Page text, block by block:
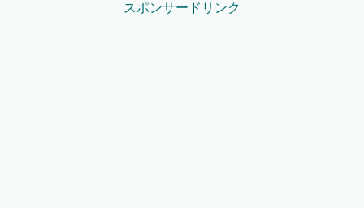
スポンサードリンク